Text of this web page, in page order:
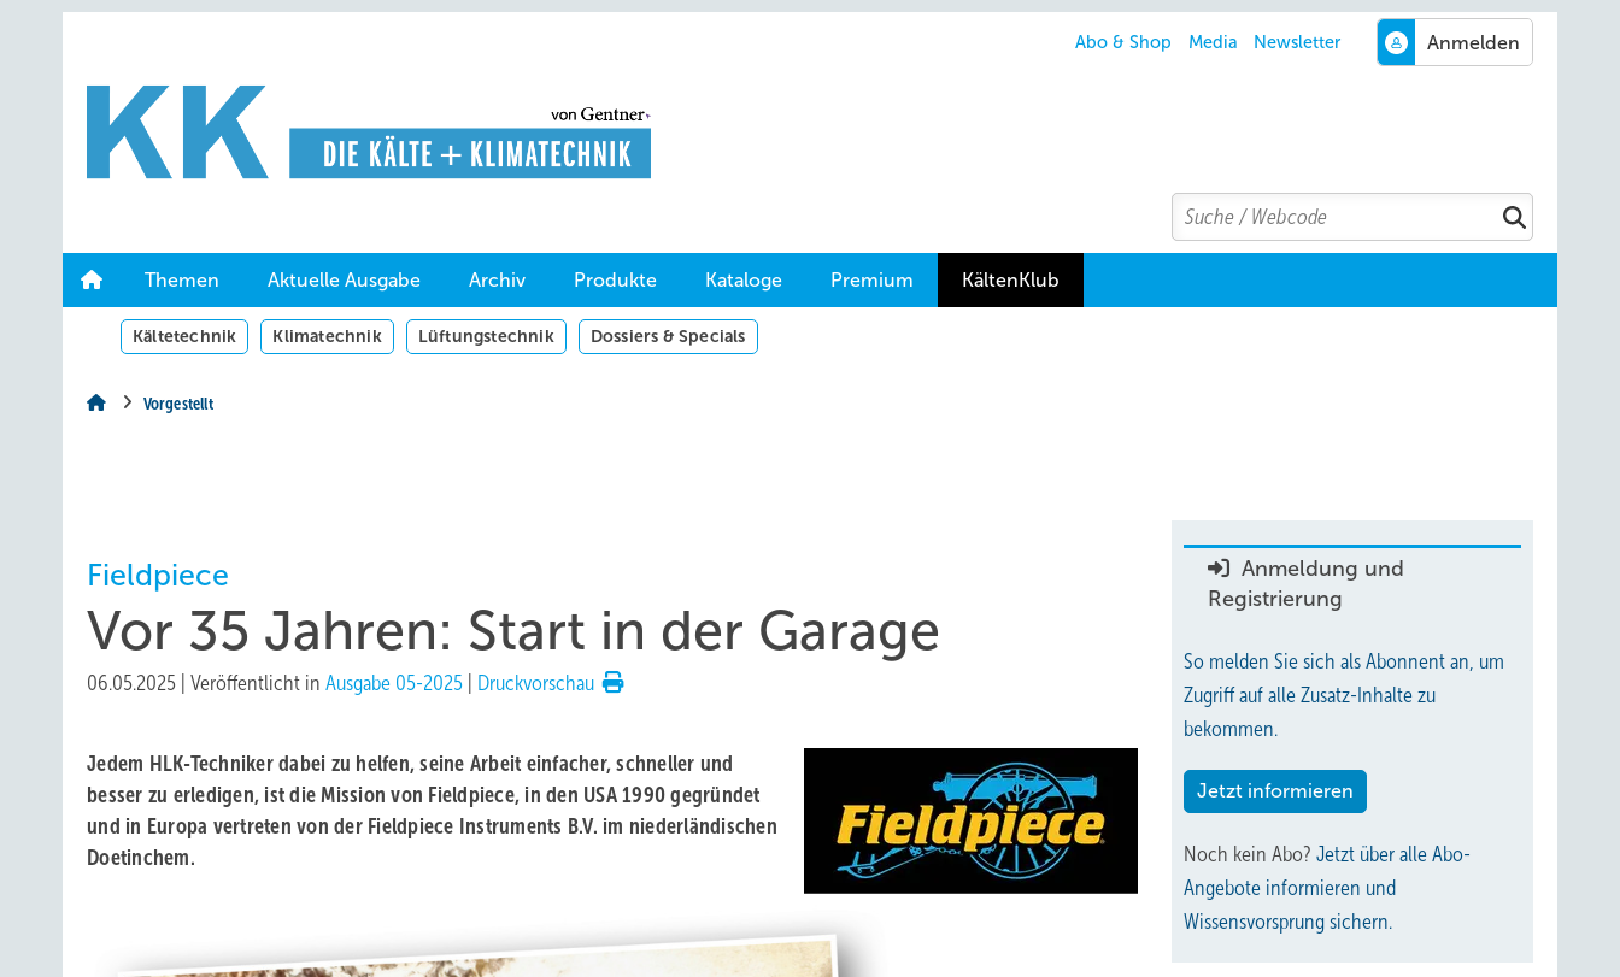
Hauptinhalt
Hauptmenü
Abo & Shop Media Newsletter
Search
Suchen
Themen Aktuelle Ausgabe Archiv Produkte Kataloge Premium KältenKlub
Kältetechnik Klimatechnik Lüftungstechnik Dossiers & Specials
Vorgestellt
Fieldpiece
Vor 35 Jahren: Start in der Garage
06.05.2025 Veröffentlicht in Ausgabe 05-2025 Druckvorschau
Jedem HLK-Techniker dabei zu helfen, seine Arbeit einfacher, schneller und
besser zu erledigen, ist die Mission von Fieldpiece, in den USA 1990 gegründet
und in Europa vertreten von der Fieldpiece Instruments B.V. im niederländischen
Doetinchem.
Anmeldung und
Registrierung
So melden Sie sich als Abonnent an, um
Zugriff auf alle Zusatz-Inhalte zu
bekommen.
Jetzt informieren
Noch kein Abo? Jetzt über alle Abo-
Angebote informieren und
Wissensvorsprung sichern.